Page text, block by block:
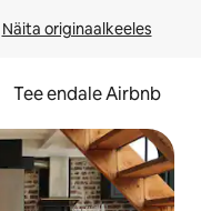
Näita originaalkeeles
Tee endale Airbnb